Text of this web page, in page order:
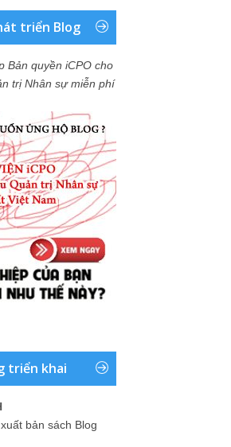
triển Blog
Bản quyền iCPO cho
trị Nhân sự miễn phí
triển khai
bản sách Blog